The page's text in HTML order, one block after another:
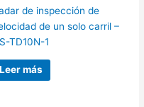
de inspección de
de un solo carril –
TD10N-1
Leer más